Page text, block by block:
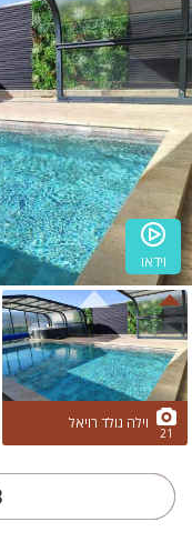
וידאו
21
וילה גולד רויאל